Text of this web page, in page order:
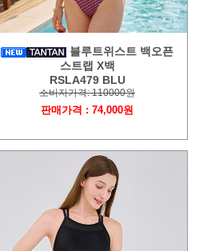
블루트위스트 백오픈
스트랩 X백
RSLA479 BLU
소비자가격: 110000원
판매가격 : 74,000원